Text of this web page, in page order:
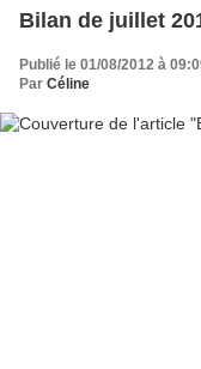
Bilan de juillet
Publié le 01/08/2012 à
Par Céline